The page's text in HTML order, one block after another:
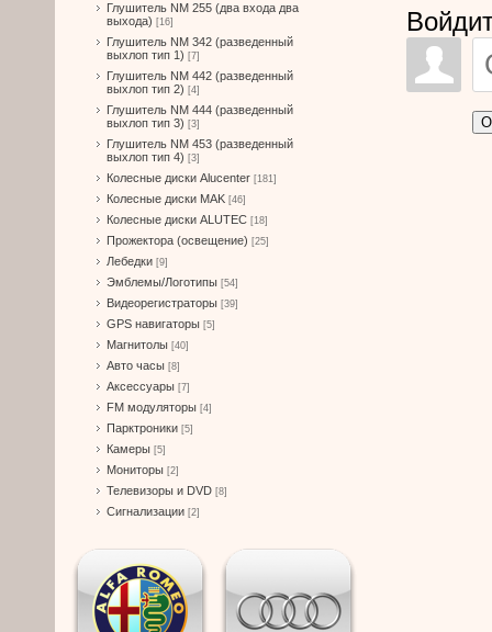
Глушитель NM 255 (два входа два
выхода) [16]
Глушитель NM 342 (разведенный
выхлоп тип 1) [7]
Глушитель NM 442 (разведенный
выхлоп тип 2) [4]
Глушитель NM 444 (разведенный
выхлоп тип 3) [3]
Глушитель NM 453 (разведенный
выхлоп тип 4) [3]
Колесные диски Alucenter [181]
Колесные диски MAK [46]
Колесные диски ALUTEC [18]
Прожектора (освещение) [25]
Лебедки [9]
Эмблемы/Логотипы [54]
Видеорегистраторы [39]
GPS навигаторы [5]
Магнитолы [40]
Авто часы [8]
Аксессуары [7]
FM модуляторы [4]
Парктроники [5]
Камеры [5]
Мониторы [2]
Телевизоры и DVD [8]
Сигнализации [2]